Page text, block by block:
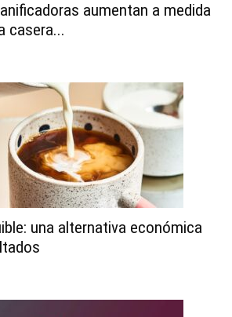
aumentan a medida
casera...
una alternativa económica